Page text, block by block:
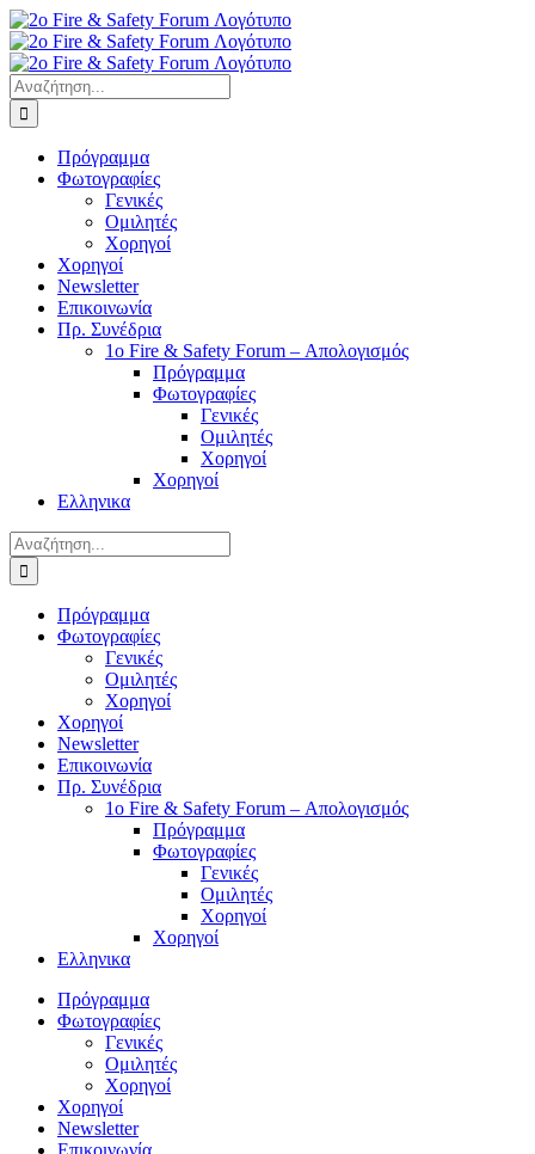
Μετάβαση
στο
περιεχόμενο
Αναζήτηση
για:
Πρόγραμμα
Φωτογραφίες
Γενικές
Ομιλητές
Χορηγοί
Χορηγοί
Newsletter
Επικοινωνία
Πρ. Συνέδρια
1o Fire & Safety Forum – Απολογισμός
Πρόγραμμα
Φωτογραφίες
Γενικές
Ομιλητές
Χορηγοί
Χορηγοί
Ελληνικα
Αναζήτηση
για:
Πρόγραμμα
Φωτογραφίες
Γενικές
Ομιλητές
Χορηγοί
Χορηγοί
Newsletter
Επικοινωνία
Πρ. Συνέδρια
1o Fire & Safety Forum – Απολογισμός
Πρόγραμμα
Φωτογραφίες
Γενικές
Ομιλητές
Χορηγοί
Χορηγοί
Ελληνικα
Πρόγραμμα
Φωτογραφίες
Γενικές
Ομιλητές
Χορηγοί
Χορηγοί
Newsletter
Επικοινωνία